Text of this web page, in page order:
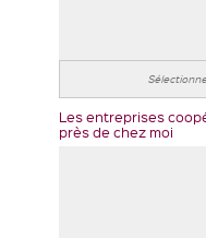
Les entreprises
près de chez moi